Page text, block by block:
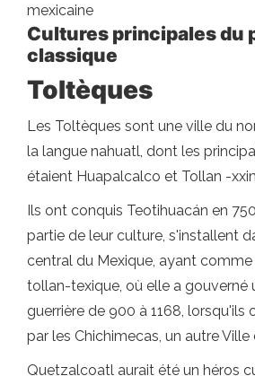
mexicaine
Cultures principales du
classique
Toltèques
Les Toltèques sont une ville du
la langue nahuatl, dont les
étaient Huapalcalco et Tollan -
Ils ont conquis Teotihuacán en
partie de leur culture, s'installent
central du Mexique, ayant
tollan-texique, où elle a gouverné
guerrière de 900 à 1168, lorsqu'ils
par les Chichimecas, un autre Ville
Quetzalcoatl aurait été un héros